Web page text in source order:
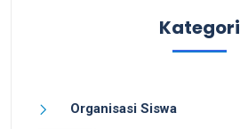
Kategori
Organisasi Siswa